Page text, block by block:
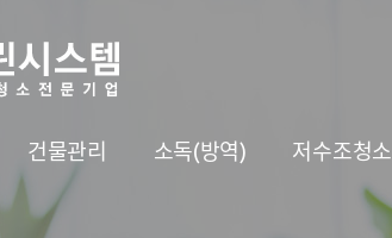
건물관리 소독(방역) 저수조청소